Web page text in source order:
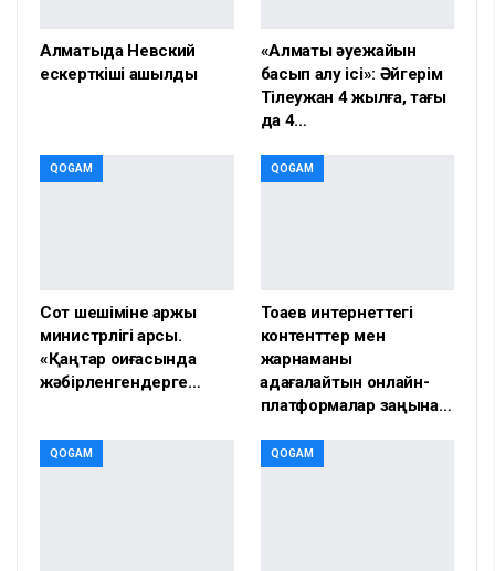
Алматыда Невский
ескерткіші ашылды
«Алматы әуежайын
басып алу ісі»: Әйгерім
Тілеужан 4 жылға, тағы
да 4…
QOGAM
Сот шешіміне қаржы
министрлігі қарсы.
«Қаңтар оқиғасында
жәбірленгендерге…
QOGAM
Тоқаев интернеттегі
контенттер мен
жарнаманы
қадағалайтын онлайн-
платформалар заңына…
QOGAM QOGAM